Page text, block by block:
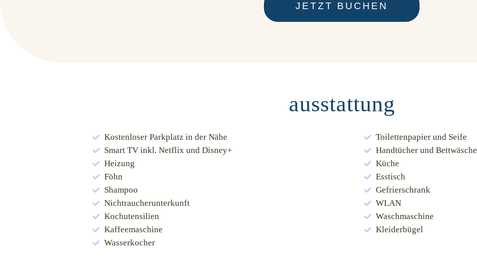
JETZT BUCHEN
ausstattung
Kostenloser Parkplatz in der Nähe
Smart TV inkl. Netflix und Disney+
Heizung
Föhn
Shampoo
Nichtraucherunterkunft
Kochutensilien
Kaffeemaschine
Wasserkocher
Toilettenpapier und Seife
Handtücher und Bettwäsche
Küche
Esstisch
Gefrierschrank
WLAN
Waschmaschine
Kleiderbügel